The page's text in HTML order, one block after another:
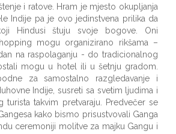
i ratove. Hram je mjesto okupljanja
Indije pa je ovo jedinstvena prilika da
Hindusi štuju svoje bogove. Oni
mogu organizirano rikšama –
na raspolaganju - do tradicionalnog
mogu u hotel ili u šetnju gradom.
za samostalno razgledavanje i
Indije, susreti sa svetim ljudima i
takvim pretvaraju. Predvečer se
kako bismo prisustvovali Ganga
ceremoniji molitve za majku Gangu i